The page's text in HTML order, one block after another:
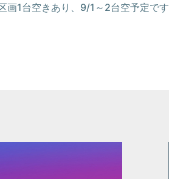
1台空きあり、9/1～2台空予定です